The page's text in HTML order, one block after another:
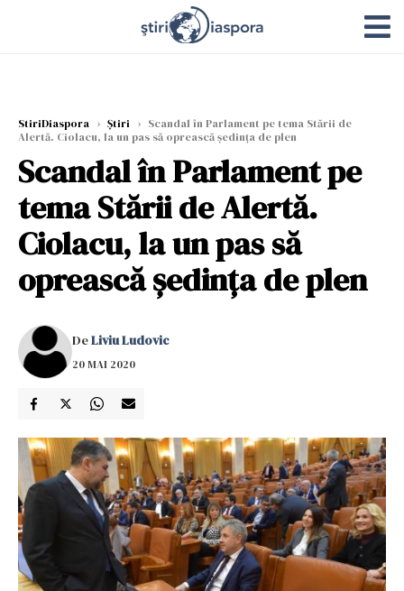
StiriDiaspora › Știri › Scandal în Parlament pe tema Stării de
Alertă. Ciolacu, la un pas să oprească ședința de plen
Scandal în Parlament pe
tema Stării de Alertă.
Ciolacu, la un pas să
oprească ședința de plen
DeLiviu Ludovic
20 MAI 2020